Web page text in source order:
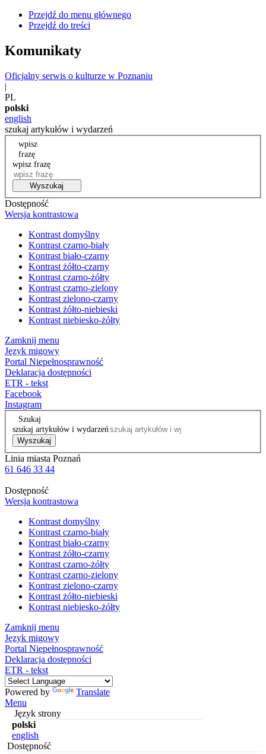
Przejdź do menu głównego
Przejdź do treści
Komunikaty
Oficjalny serwis o kulturze w Poznaniu
|
PL
polski
english
szukaj artykułów i wydarzeń
wpisz
frazę
wpisz frazę
Wyszukaj
Dostępność
Wersja kontrastowa
Kontrast domyślny
Kontrast czarno-biały
Kontrast biało-czarny
Kontrast żółto-czarny
Kontrast czarno-żółty
Kontrast czarno-zielony
Kontrast zielono-czarny
Kontrast żółto-niebieski
Kontrast niebiesko-żółty
Zamknij menu
Język migowy
Portal Niepełnosprawność
Deklaracja dostępności
ETR - tekst
Facebook
Instagram
Szukaj
szukaj artykułów i wydarzeń
Wyszukaj
Linia miasta Poznań
61 646 33 44
Dostępność
Wersja kontrastowa
Kontrast domyślny
Kontrast czarno-biały
Kontrast biało-czarny
Kontrast żółto-czarny
Kontrast czarno-żółty
Kontrast czarno-zielony
Kontrast zielono-czarny
Kontrast żółto-niebieski
Kontrast niebiesko-żółty
Zamknij menu
Język migowy
Portal Niepełnosprawność
Deklaracja dostępności
ETR - tekst
Powered by
Translate
Menu
Język strony
polski
english
Dostępność